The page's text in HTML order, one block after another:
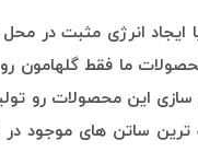
ایجاد انرژی مثبت در
ما فقط
این محصولات رو
ساتن های موجود